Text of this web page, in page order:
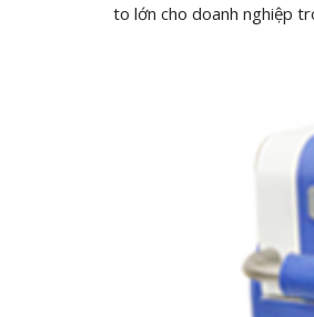
to lớn cho doanh nghiệp